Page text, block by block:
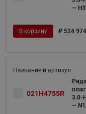
—
В корзину ₽ 524
021H4755R
3.0-
—